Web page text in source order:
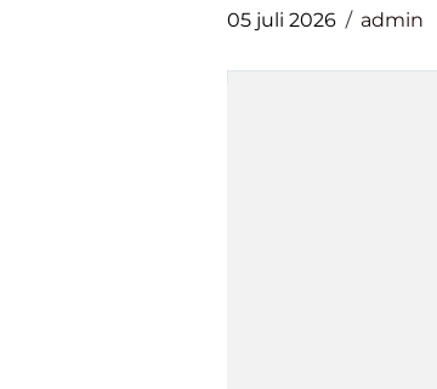
05 juli 2026 admin